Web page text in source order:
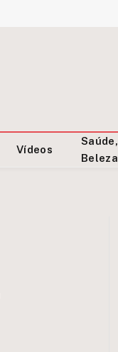
Vídeos
Saúde,
Beleza